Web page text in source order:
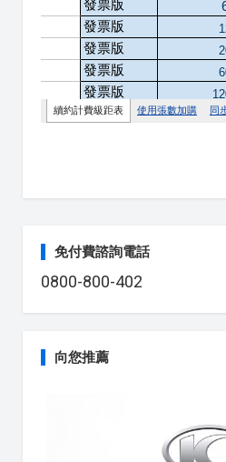
免付費諮詢電話
0800-800-402
向您推薦